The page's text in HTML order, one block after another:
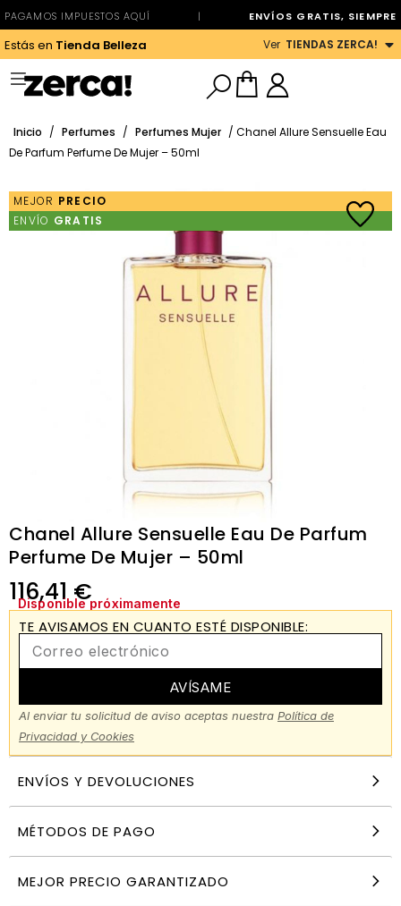
PAGAMOS IMPUESTOS AQUÍ | ENVÍOS GRATIS, SIEMPRE
Estás en Tienda Belleza Ver TIENDAS ZERCA!
Inicio / Perfumes / Perfumes Mujer / Chanel Allure Sensuelle Eau
De Parfum Perfume De Mujer – 50ml
MEJOR PRECIO
ENVÍO GRATIS
Chanel Allure Sensuelle Eau De Parfum
Perfume De Mujer – 50ml
116,41€
Disponible próximamente
TE AVISAMOS EN CUANTO ESTÉ DISPONIBLE:
AVÍSAME
Al enviar tu solicitud de aviso aceptas nuestra Política de
Privacidad y Cookies
ENVÍOS Y DEVOLUCIONES
MÉTODOS DE PAGO
MEJOR PRECIO GARANTIZADO